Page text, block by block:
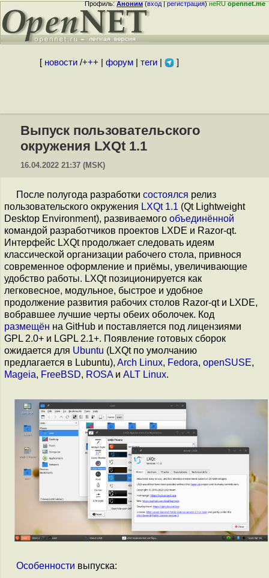
Профиль:Аноним(вход|регистрация)неRUopennet.me
[ новости/+++ форум| теги| ]
Выпуск пользовательского
окружения LXQt 1.1
16.04.2022 21:37 (MSK)
После полугода разработки состоялся релиз
пользовательского окружения LXQt 1.1 (Qt Lightweight
Desktop Environment), развиваемого объединённой
командой разработчиков проектов LXDE и Razor-qt.
Интерфейс LXQt продолжает следовать идеям
классической организации рабочего стола, привнося
современное оформление и приёмы, увеличивающие
удобство работы. LXQt позиционируется как
легковесное, модульное, быстрое и удобное
продолжение развития рабочих столов Razor-qt и LXDE,
вобравшее лучшие черты обеих оболочек. Код
размещён на GitHub и поставляется под лицензиями
GPL 2.0+ и LGPL 2.1+. Появление готовых сборок
ожидается для Ubuntu (LXQt по умолчанию
предлагается в Lubuntu), Arch Linux, Fedora, openSUSE,
Mageia, FreeBSD, ROSA и ALT Linux.
Особенности выпуска: